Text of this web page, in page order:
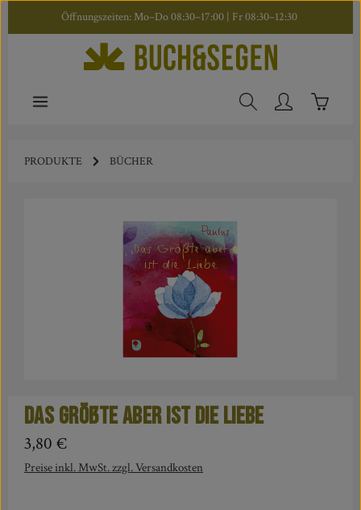
Zum Hauptinhalt springen
Öffnungszeiten: Mo–Do 08:30–17:00 | Fr 08:30–12:30
PRODUKTE BÜCHER
Das Größte aber ist die Liebe
Regulärer Preis:
3,80 €
Preise inkl. MwSt. zzgl. Versandkosten